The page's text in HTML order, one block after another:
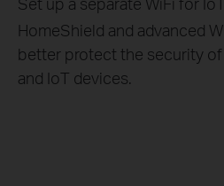
HomeShield and advanced
better protect the security
and IoT devices.